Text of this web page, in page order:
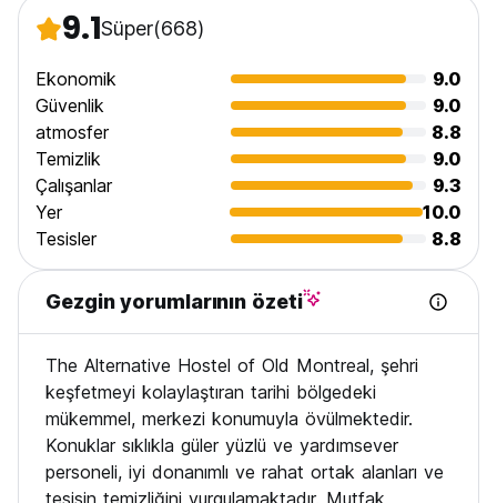
9.1Süper(668)
Ekonomik
9.0
Güvenlik
9.0
atmosfer
8.8
Temizlik
9.0
Çalışanlar
9.3
Yer
10.0
Tesisler
8.8
Gezgin yorumlarının özeti
The Alternative Hostel of Old Montreal, şehri
keşfetmeyi kolaylaştıran tarihi bölgedeki
mükemmel, merkezi konumuyla övülmektedir.
Konuklar sıklıkla güler yüzlü ve yardımsever
personeli, iyi donanımlı ve rahat ortak alanları ve
tesisin temizliğini vurgulamaktadır. Mutfak